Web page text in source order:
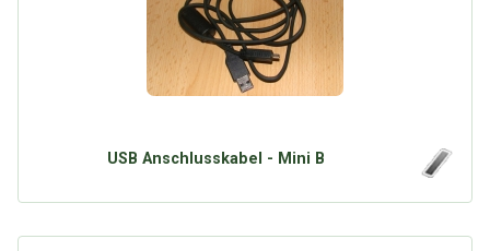
USB Anschlusskabel - Mini B